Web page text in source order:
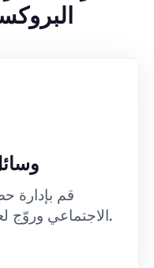
قم بإدارة
الاجتماعي وروّج لعملك دون القلق من الحظر.